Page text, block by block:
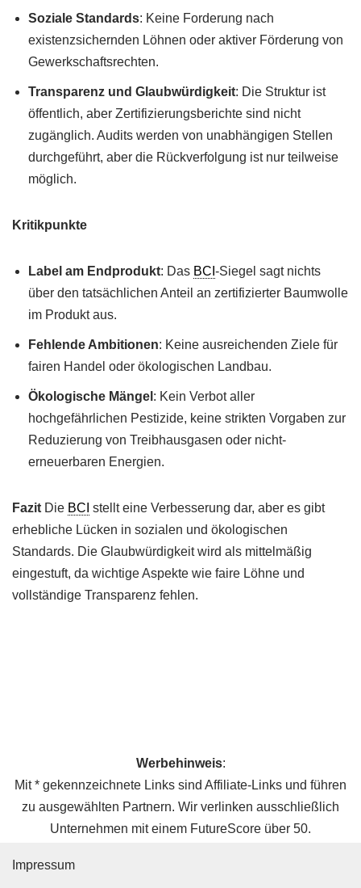
Soziale Standards: Keine Forderung nach
existenzsichernden Löhnen oder aktiver Förderung von
Gewerkschaftsrechten.
Transparenz und Glaubwürdigkeit: Die Struktur ist
öffentlich, aber Zertifizierungsberichte sind nicht
zugänglich. Audits werden von unabhängigen Stellen
durchgeführt, aber die Rückverfolgung ist nur teilweise
möglich.
Kritikpunkte
Label am Endprodukt: Das BCI -Siegel sagt nichts
über den tatsächlichen Anteil an zertifizierter Baumwolle
im Produkt aus.
Fehlende Ambitionen: Keine ausreichenden Ziele für
fairen Handel oder ökologischen Landbau.
Ökologische Mängel : Kein Verbot aller
hochgefährlichen Pestizide, keine strikten Vorgaben zur
Reduzierung von Treibhausgasen oder nicht-
erneuerbaren Energien.
Fazit Die BCI stellt eine Verbesserung dar, aber es gibt
erhebliche Lücken in sozialen und ökologischen
Standards. Die Glaubwürdigkeit wird als mittelmäßig
eingestuft, da wichtige Aspekte wie faire Löhne und
vollständige Transparenz fehlen.
Werbehinweis:
Mit * gekennzeichnete Links sind Affiliate-Links und führen
zu ausgewählten Partnern. Wir verlinken ausschließlich
Unternehmen mit einem FutureScore über 50.
Impressum